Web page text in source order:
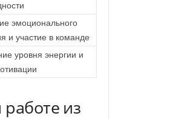
эмоционального
и участие в команде
уровня энергии и
из